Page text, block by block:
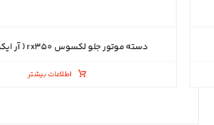
دسته موتور جلو لکسوس rx۳۵۰ ( آر ایکس ۳۵۰ )
اطلاعات بیشتر